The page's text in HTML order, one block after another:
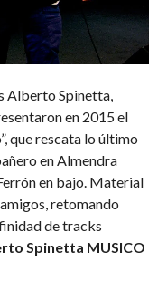
Alberto Spinetta,
en 2015 el
que rescata lo último
en Almendra
en bajo. Material
retomando
de tracks
Spinetta MUSICO